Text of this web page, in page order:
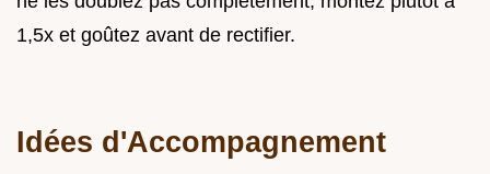
1,5x et goûtez avant de rectifier.
Idées d'Accompagnement